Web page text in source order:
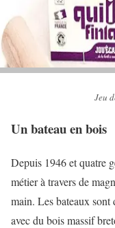
Jeu
Un bateau en bois
Depuis 1946 et quatre
métier à travers de
main. Les bateaux sont
avec du bois massif